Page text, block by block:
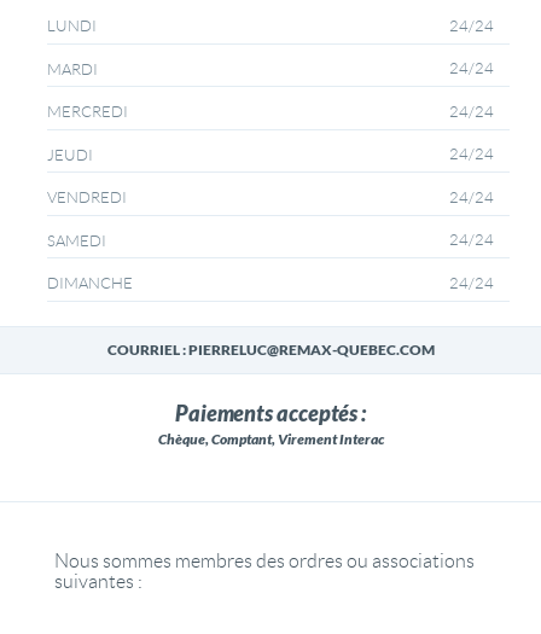
LUNDI 24/24
MARDI 24/24
MERCREDI 24/24
JEUDI 24/24
VENDREDI 24/24
SAMEDI 24/24
DIMANCHE 24/24
COURRIEL : PIERRELUC@REMAX-QUEBEC.COM
Paiements acceptés :
Chèque, Comptant, Virement Interac
Nous sommes membres des ordres ou associations
suivantes :